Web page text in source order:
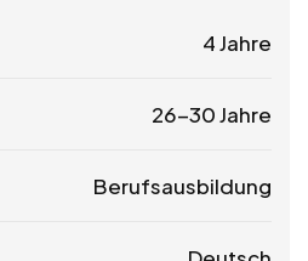
4 Jahre
26-30 Jahre
Berufsausbildung